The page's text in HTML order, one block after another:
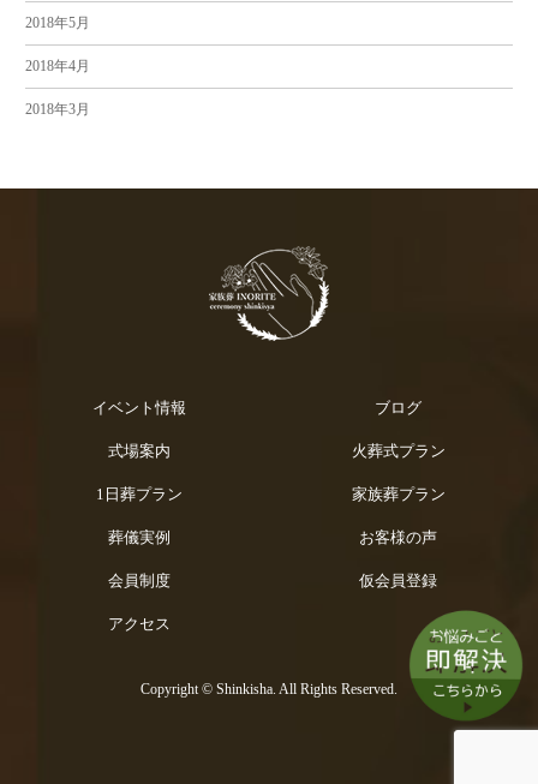
2018年5月
2018年4月
2018年3月
イベント情報 ブログ
式場案内 火葬式プラン
1日葬プラン 家族葬プラン
葬儀実例 お客様の声
会員制度 仮会員登録
アクセス
Copyright © Shinkisha. All Rights Reserved.